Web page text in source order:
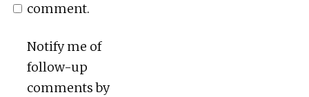
comment.
Notify me of
follow-up
comments by